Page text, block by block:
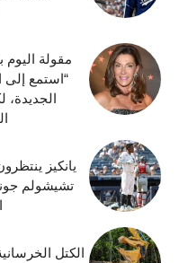
مقولة اليوم
“استمع إلى
الجديدة،
يانكيز
تشيشولم
الكتل